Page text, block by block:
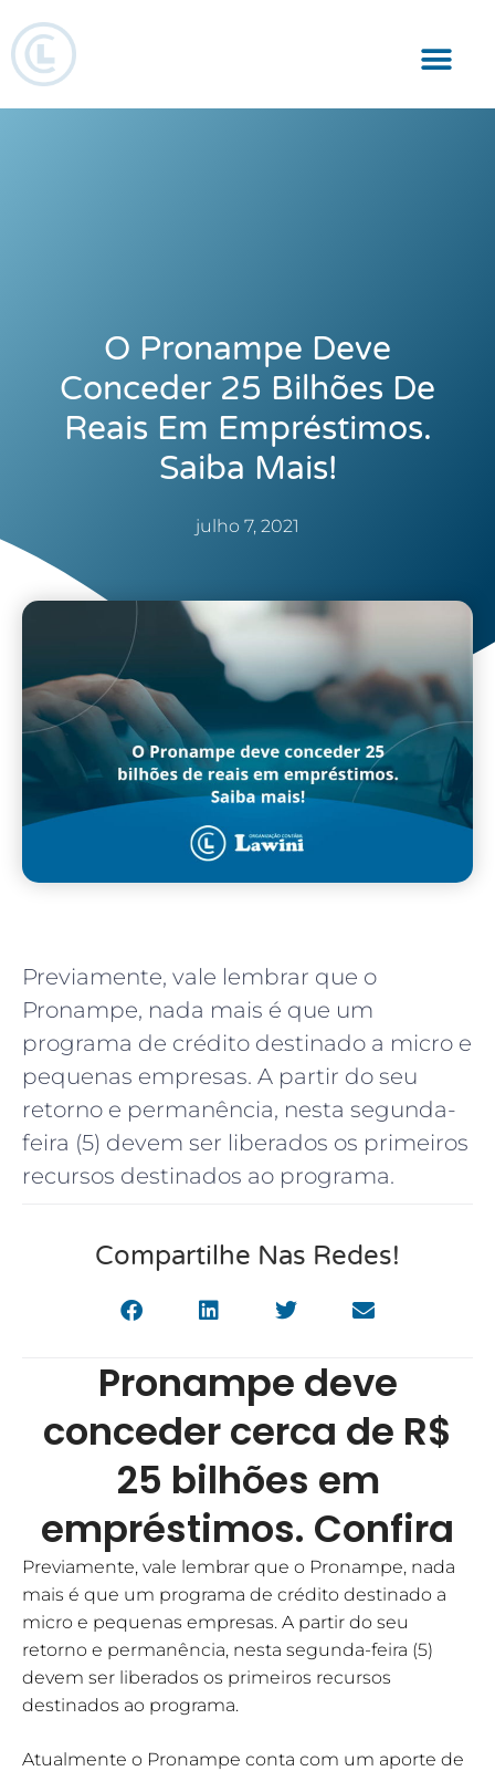
O Pronampe Deve
Conceder 25 Bilhões De
Reais Em Empréstimos.
Saiba Mais!
julho 7, 2021
Previamente, vale lembrar que o
Pronampe, nada mais é que um
programa de crédito destinado a micro e
pequenas empresas. A partir do seu
retorno e permanência, nesta segunda-
feira (5) devem ser liberados os primeiros
recursos destinados ao programa.
Compartilhe Nas Redes!
Pronampe deve
conceder cerca de R$
25 bilhões em
empréstimos. Confira
Previamente, vale lembrar que o Pronampe, nada
mais é que um programa de crédito destinado a
micro e pequenas empresas. A partir do seu
retorno e permanência, nesta segunda-feira (5)
devem ser liberados os primeiros recursos
destinados ao programa.
Atualmente o Pronampe conta com um aporte de